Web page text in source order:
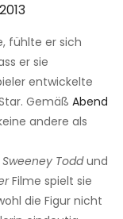
fühlte er sich
er sie
entwickelte
Gemäß Abend
andere als
Sweeney Toddund
Filme spielt sie
die Figur nicht